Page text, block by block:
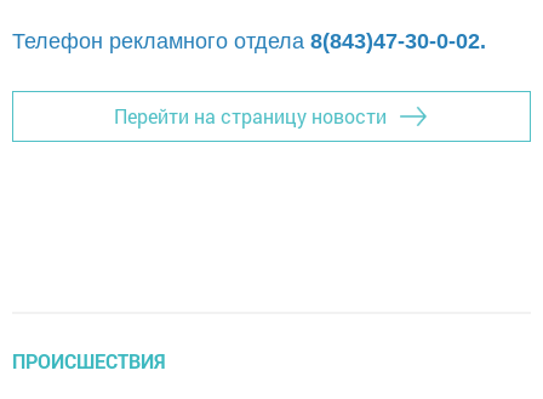
Телефон рекламного отдела 8(843)47-30-0-02.
Перейти на страницу новости
ПРОИСШЕСТВИЯ